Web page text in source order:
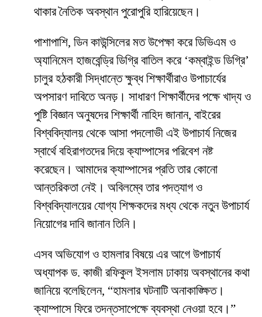
থাকার নৈতিক অবস্থান পুরোপুরি হারিয়েছেন।
​পাশাপাশি, ডিন কাউন্সিলের মত উপেক্ষা করে ডিভিএম ও
অ্যানিমেল হাজবেন্ড্রি ডিগ্রি বাতিল করে ‘কম্বাইন্ড ডিগ্রি’
চালুর হঠকারী সিদ্ধান্তে ক্ষুব্ধ শিক্ষার্থীরাও উপাচার্যের
অপসারণ দাবিতে অনড়। সাধারণ শিক্ষার্থীদের পক্ষে খাদ্য ও
পুষ্টি বিজ্ঞান অনুষদের শিক্ষার্থী নাহিদ জানান, বাইরের
বিশ্ববিদ্যালয় থেকে আসা পদলোভী এই উপাচার্য নিজের
স্বার্থে বহিরাগতদের দিয়ে ক্যাম্পাসের পরিবেশ নষ্ট
করেছেন। আমাদের ক্যাম্পাসের প্রতি তার কোনো
আন্তরিকতা নেই। অবিলম্বে তার পদত্যাগ ও
বিশ্ববিদ্যালয়ের যোগ্য শিক্ষকদের মধ্য থেকে নতুন উপাচার্য
নিয়োগের দাবি জানান তিনি।
​এসব অভিযোগ ও হামলার বিষয়ে এর আগে উপাচার্য
অধ্যাপক ড. কাজী রফিকুল ইসলাম ঢাকায় অবস্থানের কথা
জানিয়ে বলেছিলেন, “হামলার ঘটনাটি অনাকাঙ্ক্ষিত।
ক্যাম্পাসে ফিরে তদন্তসাপেক্ষে ব্যবস্থা নেওয়া হবে।”